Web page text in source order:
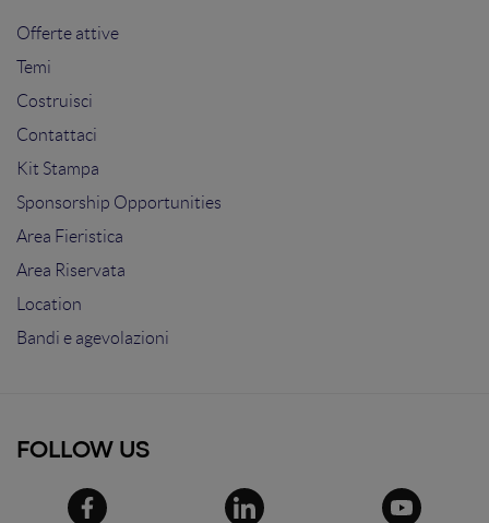
Offerte attive
Temi
Costruisci
Contattaci
Kit Stampa
Sponsorship Opportunities
Area Fieristica
Area Riservata
Location
Bandi e agevolazioni
FOLLOW US